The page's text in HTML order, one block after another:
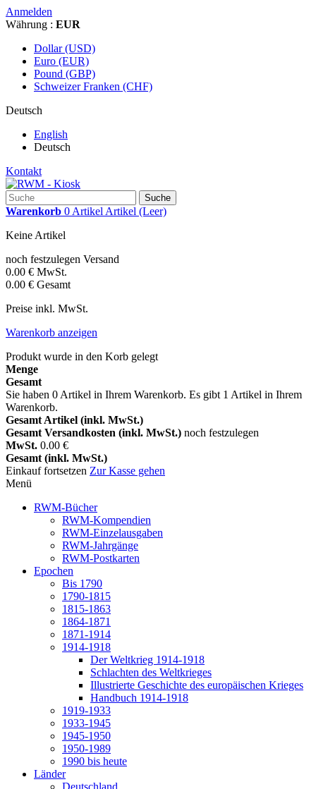
Anmelden
Währung : EUR
Dollar (USD)
Euro (EUR)
Pound (GBP)
Schweizer Franken (CHF)
Deutsch
English
Deutsch
Kontakt
Suche
Warenkorb 0 Artikel Artikel (Leer)
Keine Artikel
noch festzulegen Versand
0.00 € MwSt.
0.00 € Gesamt
Preise inkl. MwSt.
Warenkorb anzeigen
Produkt wurde in den Korb gelegt
Menge
Gesamt
Sie haben 0 Artikel in Ihrem Warenkorb. Es gibt 1 Artikel in Ihrem
Warenkorb.
Gesamt Artikel (inkl. MwSt.)
Gesamt Versandkosten (inkl. MwSt.) noch festzulegen
MwSt. 0.00 €
Gesamt (inkl. MwSt.)
Einkauf fortsetzen Zur Kasse gehen
Menü
RWM-Bücher
RWM-Kompendien
RWM-Einzelausgaben
RWM-Jahrgänge
RWM-Postkarten
Epochen
Bis 1790
1790-1815
1815-1863
1864-1871
1871-1914
1914-1918
Der Weltkrieg 1914-1918
Schlachten des Weltkrieges
Illustrierte Geschichte des europäischen Krieges
Handbuch 1914-1918
1919-1933
1933-1945
1945-1950
1950-1989
1990 bis heute
Länder
Deutschland